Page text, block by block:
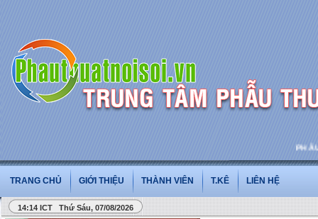
PHẪU
TRANG CHỦ GIỚI THIỆU THÀNH VIÊN T.KÊ LIÊN HỆ
14:14 ICT Thứ Sáu, 07/08/2026